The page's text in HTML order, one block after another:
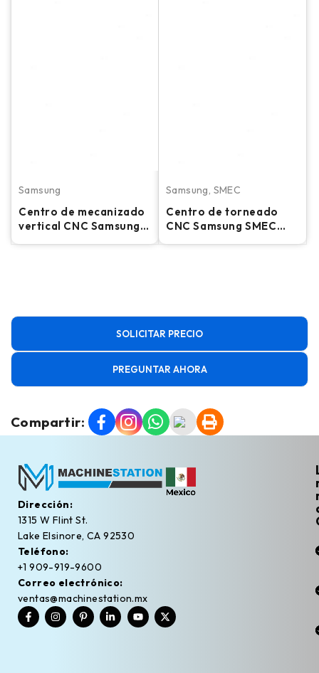
Samsung
Centro de mecanizado
vertical CNC Samsung
Samsung SMEC
Centro de torneado
CNC Samsung SMEC
SOLICITAR PRECIO
PREGUNTAR AHORA
Compartir:
Dirección:
1315 W Flint St.
Lake Elsinore, CA 92530
Teléfono:
+1 909-919-9600
Correo electrónico:
ventas@machinestation.mx